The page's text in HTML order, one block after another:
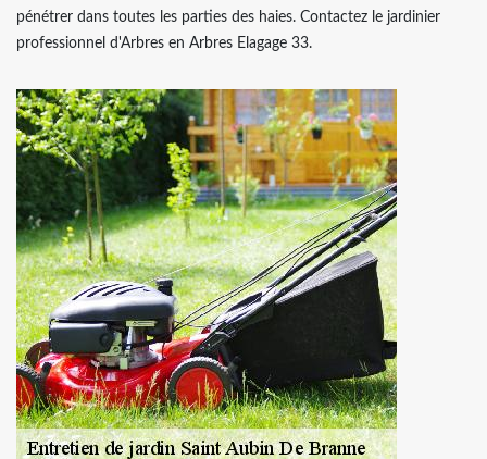
pénétrer dans toutes les parties des haies. Contactez le jardinier
professionnel d'Arbres en Arbres Elagage 33.